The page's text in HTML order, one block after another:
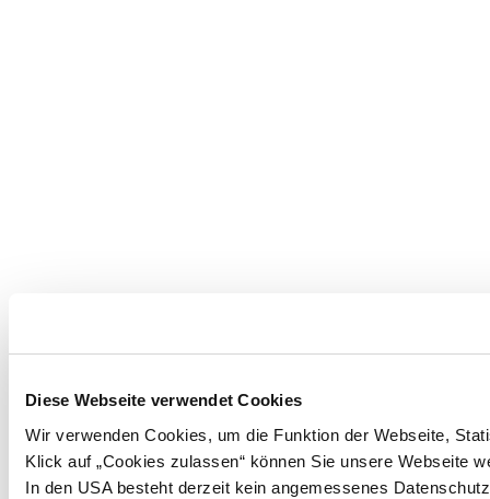
Diese Webseite verwendet Cookies
Wir verwenden Cookies, um die Funktion der Webseite,
Klick auf „Cookies zulassen“ können Sie unsere Webseite
In den USA besteht derzeit kein angemessenes